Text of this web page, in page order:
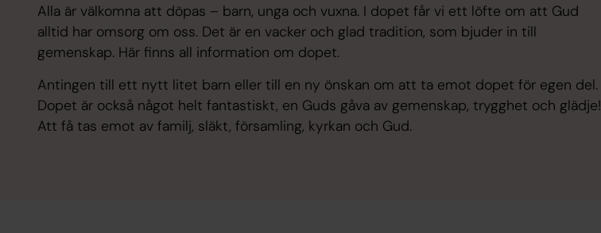
Alla är välkomna att döpas – barn, unga och vuxna. I dopet får vi ett löfte om att Gud
alltid har omsorg om oss. Det är en vacker och glad tradition, som bjuder in till
gemenskap. Här finns all information om dopet.
Antingen till ett nytt litet barn eller till en ny önskan om att ta emot dopet för egen del.
Dopet är också något helt fantastiskt, en Guds gåva av gemenskap, trygghet och glädje!
Att få tas emot av familj, släkt, församling, kyrkan och Gud.